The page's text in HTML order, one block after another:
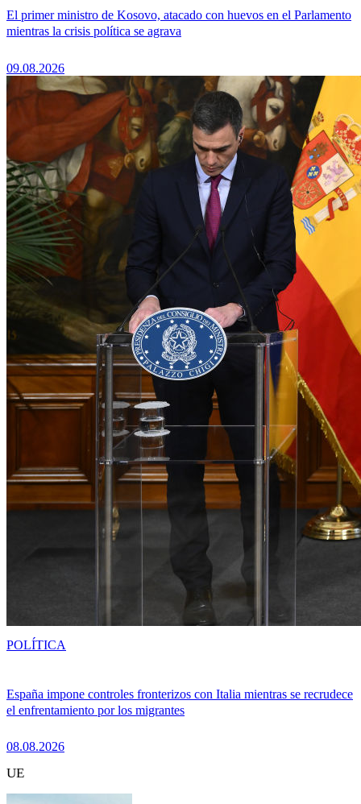
El primer ministro de Kosovo, atacado con huevos en el Parlamento
mientras la crisis política se agrava
09.08.2026
España impone controles fronterizos con Italia mientras se recrudece
el enfrentamiento por los migrantes
08.08.2026
POLÍTICA
UE